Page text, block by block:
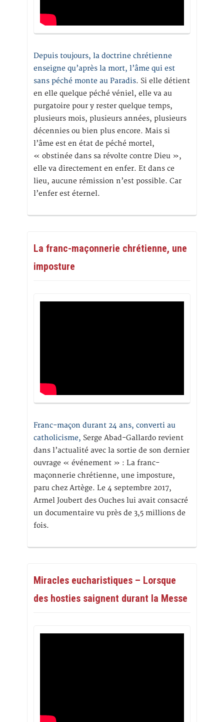
Depuis toujours, la doctrine chrétienne
enseigne qu’après la mort, l’âme qui est
sans péché monte au Paradis. Si elle détient
en elle quelque péché véniel, elle va au
purgatoire pour y rester quelque temps,
plusieurs mois, plusieurs années, plusieurs
décennies ou bien plus encore. Mais si
l’âme est en état de péché mortel,
« obstinée dans sa révolte contre Dieu »,
elle va directement en enfer. Et dans ce
lieu, aucune rémission n’est possible. Car
l’enfer est éternel.
La franc-maçonnerie chrétienne, une
imposture
Franc-maçon durant 24 ans, converti au
catholicisme, Serge Abad-Gallardo revient
dans l’actualité avec la sortie de son dernier
ouvrage « événement » : La franc-
maçonnerie chrétienne, une imposture,
paru chez Artège. Le 4 septembre 2017,
Armel Joubert des Ouches lui avait consacré
un documentaire vu près de 3,5 millions de
fois.
Miracles eucharistiques – Lorsque
des hosties saignent durant la Messe